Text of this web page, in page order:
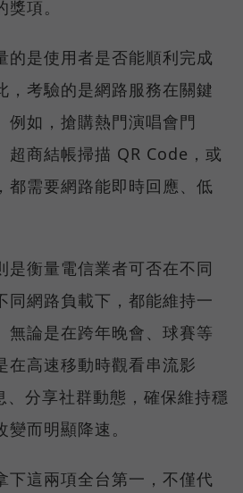
項。
的是使用者是否能順利完成
，考驗的是網路服務在關鍵
例如，搶購熱門演唱會門
超商結帳掃描 QR Code，或
都需要網路能即時回應、低
是衡量電信業者可否在不同
同網路負載下，都能維持一
無論是在跨年晚會、球賽等
在高速移動時觀看串流影
分享社群動態，確保維持穩
而明顯降速。
下這兩項全台第一，不僅代